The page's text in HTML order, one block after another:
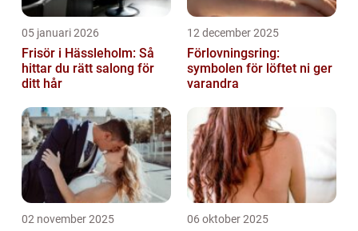
05 januari 2026
Frisör i Hässleholm: Så
hittar du rätt salong för
ditt hår
12 december 2025
Förlovningsring:
symbolen för löftet ni ger
varandra
02 november 2025 06 oktober 2025